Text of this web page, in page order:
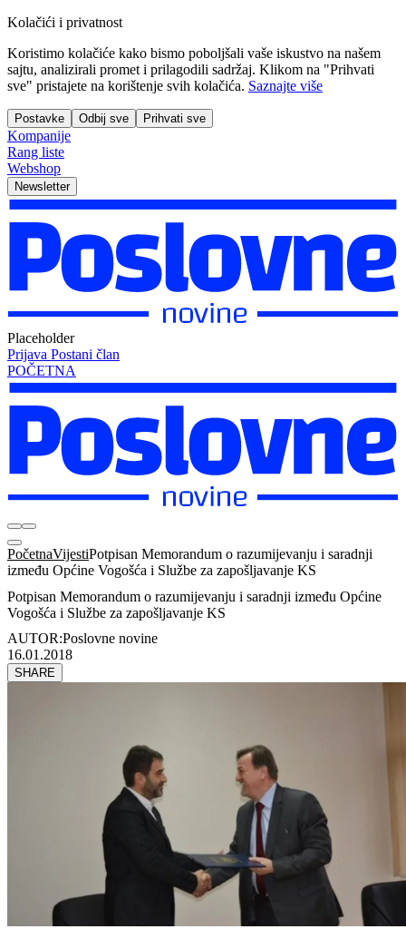
Kolačići i privatnost
Koristimo kolačiće kako bismo poboljšali vaše iskustvo na našem
sajtu, analizirali promet i prilagodili sadržaj. Klikom na "Prihvati
sve" pristajete na korištenje svih kolačića. Saznajte više
Postavke Odbij sve Prihvati sve
Kompanije
Rang liste
Webshop
Newsletter
Placeholder
Prijava Postani član
POČETNA
PočetnaVijestiPotpisan Memorandum o razumijevanju i saradnji
između Općine Vogošća i Službe za zapošljavanje KS
Potpisan Memorandum o razumijevanju i saradnji između Općine
Vogošća i Službe za zapošljavanje KS
AUTOR:Poslovne novine
16.01.2018
SHARE